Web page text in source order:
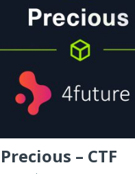
– CTF